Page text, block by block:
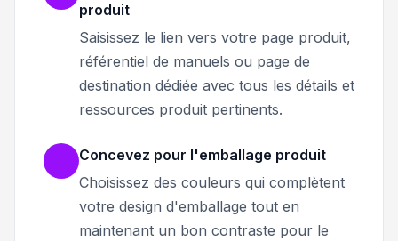
produit
Saisissez le lien vers votre page produit,
référentiel de manuels ou page de
destination dédiée avec tous les détails et
ressources produit pertinents.
Concevez pour l'emballage produit
Choisissez des couleurs qui complètent
votre design d'emballage tout en
maintenant un bon contraste pour le